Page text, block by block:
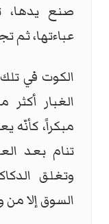
صنع يدها،
عباءتها، ثم
الكوت في
الغبار
مبكراً، كأنّه
تنام بعد
وتغلق
السوق إلا